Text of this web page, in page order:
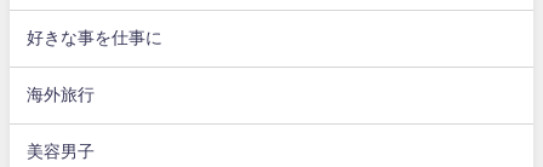
好きな事を仕事に
海外旅行
美容男子